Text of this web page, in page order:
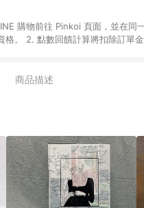
購物前往 Pinkoi 頁面，並在
。 2. 點數回饋計算將扣除訂單
請更新至Android v4.6.0 / iOS
準。 11. 若於 LINE 購物前往
商品描述